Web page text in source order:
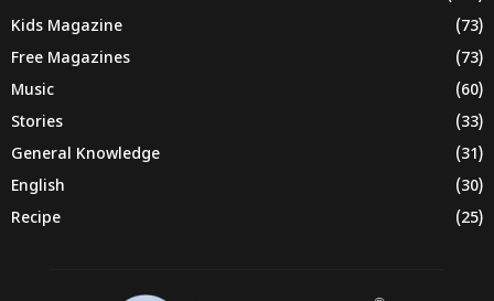
Kids Magazine
(73)
Free Magazines
(73)
Music
(60)
Stories
(33)
General Knowledge
(31)
English
(30)
Recipe
(25)